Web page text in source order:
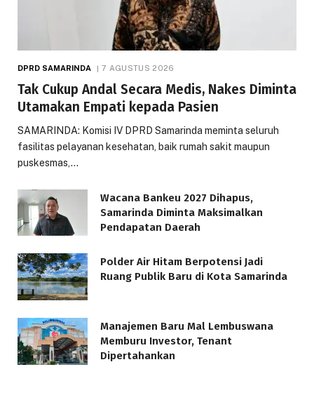
DPRD SAMARINDA 7 AGUSTUS 2026
Tak Cukup Andal Secara Medis, Nakes Diminta
Utamakan Empati kepada Pasien
SAMARINDA: Komisi IV DPRD Samarinda meminta seluruh
fasilitas pelayanan kesehatan, baik rumah sakit maupun
puskesmas,…
Wacana Bankeu 2027 Dihapus,
Samarinda Diminta Maksimalkan
Pendapatan Daerah
Polder Air Hitam Berpotensi Jadi
Ruang Publik Baru di Kota Samarinda
Manajemen Baru Mal Lembuswana
Memburu Investor, Tenant
Dipertahankan